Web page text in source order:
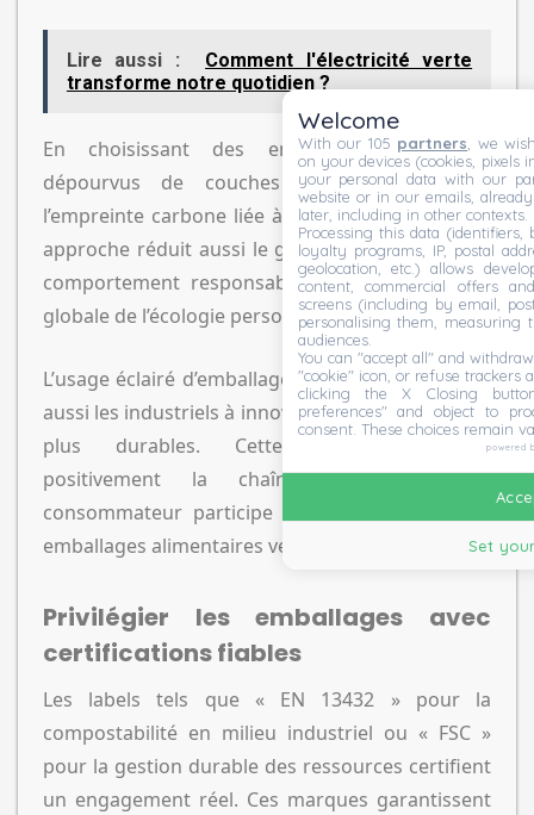
Lire aussi :
Comment l'électricité verte
transforme notre quotidien ?
En choisissant des emballages légers et
dépourvus de couches inutiles, on réduit
l’empreinte carbone liée à leur fabrication. Cette
approche réduit aussi le gaspillage plastique. Ce
comportement responsable améliore l’efficacité
globale de l’écologie personnelle.
L’usage éclairé d’emballages basiques encourage
aussi les industriels à innover dans des directions
plus durables. Cette logique impacte
positivement la chaîne de valeur. Le
consommateur participe ainsi à l’évolution des
emballages alimentaires verts.
Privilégier les emballages avec
certifications fiables
Les labels tels que « EN 13432 » pour la
compostabilité en milieu industriel ou « FSC »
pour la gestion durable des ressources certifient
un engagement réel. Ces marques garantissent
Welcome
With our 105 partners , we
on your devices (cookies, pixels
your personal data with our
website or in our emails,
later, including in other contexts.
Processing this data (identifiers,
loyalty programs, IP, postal
geolocation, etc.) allows
content, commercial offers
screens (including by email,
personalising them, measuring
audiences.
You can "accept all" and
"cookie" icon, or refuse trackers
clicking the X Closing
preferences" and object to
consent. These choices remain
powered
Set